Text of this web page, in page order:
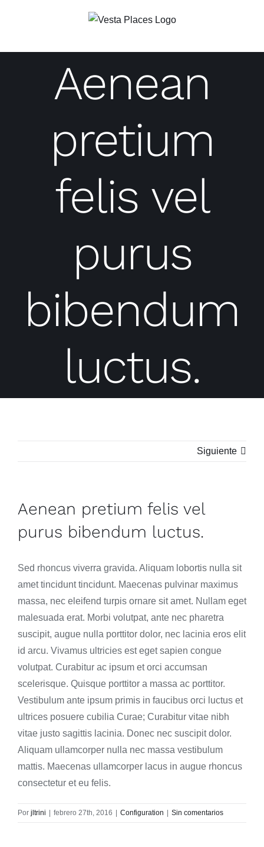
Aenean
pretium
felis vel
purus
bibendum
luctus.
Siguiente
Aenean pretium felis vel
purus bibendum luctus.
Sed rhoncus viverra gravida. Aliquam lobortis nulla sit
amet tincidunt tincidunt. Maecenas pulvinar maximus
massa, nec eleifend turpis ornare sit amet. Nullam eget
malesuada erat. Morbi volutpat, ante nec pharetra
suscipit, augue nulla porttitor dolor, nec lacinia eros elit
id arcu. Vivamus ultricies est eget sapien congue
volutpat. Curabitur ac ipsum et orci accumsan
scelerisque. Quisque porttitor a massa ac porttitor.
Vestibulum ante ipsum primis in faucibus orci luctus et
ultrices posuere cubilia Curae; Curabitur vitae nibh
vitae justo sagittis lacinia. Donec nec suscipit dolor.
Aliquam ullamcorper nulla nec massa vestibulum
mattis. Maecenas ullamcorper lacus in augue rhoncus
consectetur et eu felis.
Por jltrini febrero 27th, 2016 Configuration Sin comentarios